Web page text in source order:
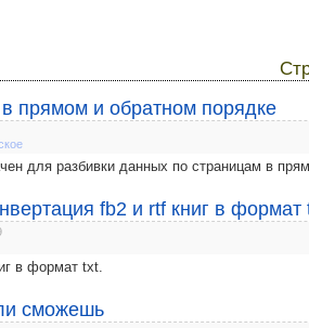
прямом и обратном порядке
для разбивки данных по страницам в
fb2 и rtf книг в формат
в формат txt.
сможешь